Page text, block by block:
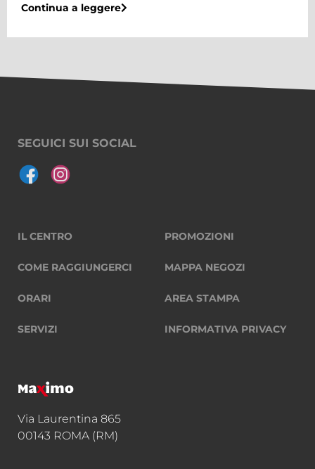
Continua a leggere
SEGUICI SUI SOCIAL
IL CENTRO
COME RAGGIUNGERCI
ORARI
SERVIZI
PROMOZIONI
MAPPA NEGOZI
AREA STAMPA
INFORMATIVA PRIVACY
Via Laurentina 865
00143 ROMA (RM)